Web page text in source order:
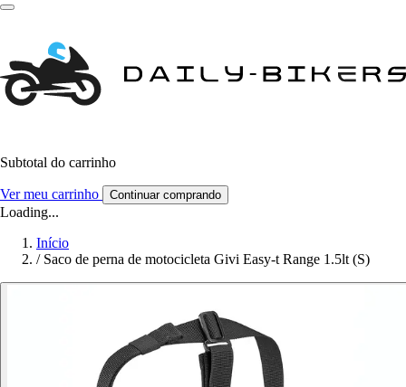
Subtotal do carrinho
Ver meu carrinho Continuar comprando
Loading...
Início
/ Saco de perna de motocicleta Givi Easy-t Range 1.5lt (S)